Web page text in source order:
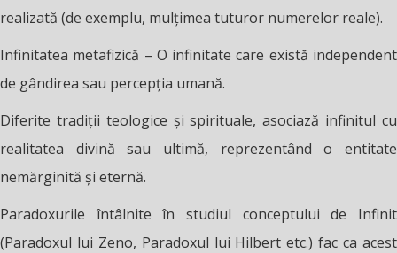
realizată (de exemplu, mulțimea tuturor numerelor reale).
Infinitatea metafizică – O infinitate care există independent
de gândirea sau percepția umană.
Diferite tradiții teologice și spirituale, asociază infinitul cu
realitatea divină sau ultimă, reprezentând o entitate
nemărginită și eternă.
Paradoxurile întâlnite în studiul conceptului de Infinit
(Paradoxul lui Zeno, Paradoxul lui Hilbert etc.) fac ca acest